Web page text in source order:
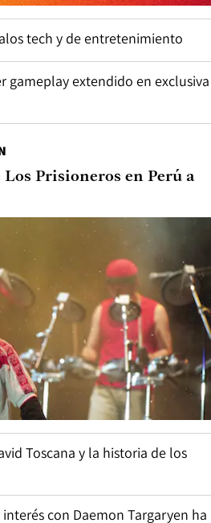
tech y de entretenimiento
gameplay extendido en exclusiva
Prisioneros en Perú a
Toscana y la historia de los
con Daemon Targaryen ha